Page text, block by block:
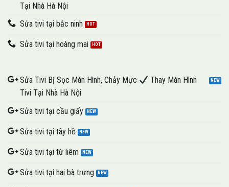
Tại Nhà Hà Nội
Sửa tivi tại bắc ninh
Sửa tivi tại hoàng mai
Sửa Tivi Bị Sọc Màn Hình, Chảy Mực
Thay Màn Hình
Tivi Tại Nhà Hà Nội
Sửa tivi tại cầu giấy
Sửa tivi tại tây hồ
Sửa tivi tại từ liêm
Sửa tivi tại hai bà trưng